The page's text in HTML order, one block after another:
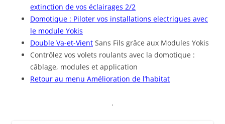
extinction de vos éclairages 2/2
Domotique : Piloter vos installations electriques avec
le module Yokis
Double Va-et-Vient Sans Fils grâce aux Modules Yokis
Contrôlez vos volets roulants avec la domotique :
câblage, modules et application
Retour au menu Amélioration de l’habitat
.